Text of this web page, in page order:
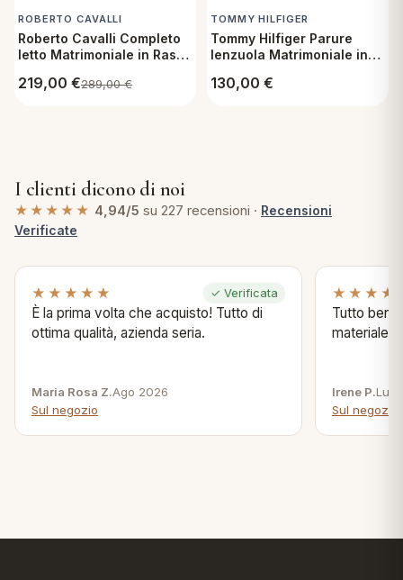
ROBERTO CAVALLI
Roberto Cavalli Completo
letto Matrimoniale in Raso
Jacquard 001 Avorio
219,00 €289,00€
TOMMY HILFIGER
Tommy Hilfiger Parure
lenzuola Matrimoniale in
130,00 €
I clienti dicono di noi
★★★★★ 4,94/5 su 227 recensioni · Recensioni
Verificate
★★★★★ ✓ Verificata
È la prima volta che acquisto! Tutto di
ottima qualità, azienda seria.
Maria Rosa Z.Ago 2026
Sul negozio
Tutto bene
materiale .
Irene P.Lug
Sul negozio